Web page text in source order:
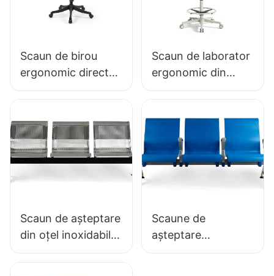
Scaun de birou
ergonomic direct
din fabrică, turnat
IC091 HEWEI
SEATING
Scaun de laborator
ergonomic din
spumă PU durabilă
SEATING
Scaun de așteptare
din oțel inoxidabil,
ieftin, LC153-H1,
Scaune de
așteptare
antibacteriene din